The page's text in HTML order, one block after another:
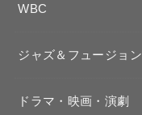
WBC
ジャズ＆フュージョン
ドラマ・映画・演劇